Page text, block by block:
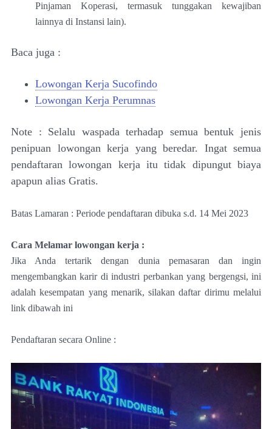
Pinjaman Koperasi, termasuk tunggakan kewajiban
lainnya di Instansi lain).
Baca juga :
Lowongan Kerja Sucofindo
Lowongan Kerja Perumnas
Note : Selalu waspada terhadap semua bentuk jenis
penipuan lowongan kerja yang beredar. Ingat semua
pendaftaran lowongan kerja itu tidak dipungut biaya
apapun alias Gratis.
Batas Lamaran : Periode pendaftaran dibuka s.d. 14 Mei 2023
Cara Melamar lowongan kerja :
Jika Anda tertarik dengan dunia pemasaran dan ingin
mengembangkan karir di industri perbankan yang bergengsi, ini
adalah kesempatan yang menarik, silakan daftar dirimu melalui
link dibawah ini
Pendaftaran secara Online :